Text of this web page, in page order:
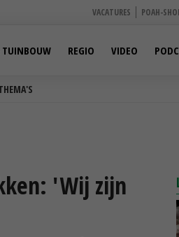
VACATURES POAH-
REGIO VIDEO
'Wij zijn